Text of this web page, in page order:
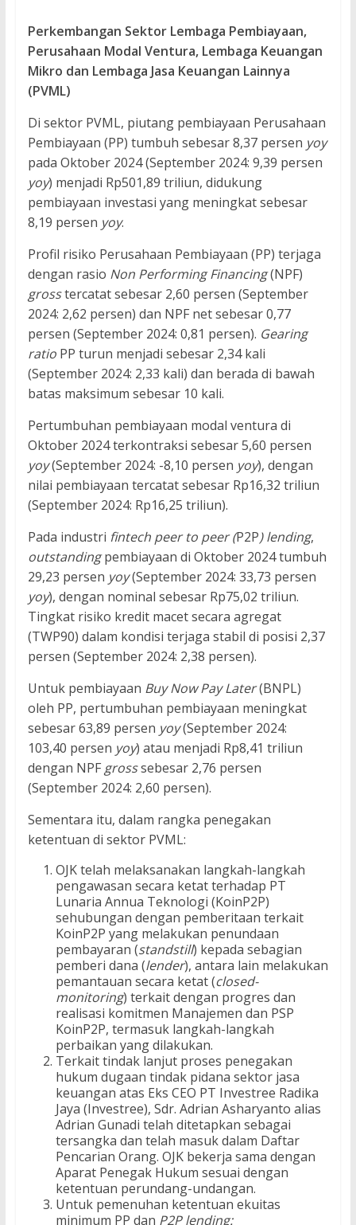
Perkembangan Sektor Lembaga Pembiayaan,
Perusahaan Modal Ventura, Lembaga Keuangan
Mikro dan Lembaga Jasa Keuangan Lainnya
(PVML)
Di sektor PVML, piutang pembiayaan Perusahaan
Pembiayaan (PP) tumbuh sebesar 8,37 persen yoy
pada Oktober 2024 (September 2024: 9,39 persen
yoy) menjadi Rp501,89 triliun, didukung
pembiayaan investasi yang meningkat sebesar
8,19 persen yoy.
Profil risiko Perusahaan Pembiayaan (PP) terjaga
dengan rasio Non Performing Financing(NPF)
grosstercatat sebesar 2,60 persen (September
2024: 2,62 persen) dan NPF net sebesar 0,77
persen (September 2024: 0,81 persen). Gearing
ratioPP turun menjadi sebesar 2,34 kali
(September 2024: 2,33 kali) dan berada di bawah
batas maksimum sebesar 10 kali.
Pertumbuhan pembiayaan modal ventura di
Oktober 2024 terkontraksi sebesar 5,60 persen
yoy(September 2024: -8,10 persen yoy), dengan
nilai pembiayaan tercatat sebesar Rp16,32 triliun
(September 2024: Rp16,25 triliun).
Pada industri fintech peer to peer (P2P) lending,
outstandingpembiayaan di Oktober 2024 tumbuh
29,23 persen yoy(September 2024: 33,73 persen
yoy), dengan nominal sebesar Rp75,02 triliun.
Tingkat risiko kredit macet secara agregat
(TWP90) dalam kondisi terjaga stabil di posisi 2,37
persen (September 2024: 2,38 persen).
Untuk pembiayaan Buy Now Pay Later(BNPL)
oleh PP, pertumbuhan pembiayaan meningkat
sebesar 63,89 persen yoy(September 2024:
103,40 persen yoy) atau menjadi Rp8,41 triliun
dengan NPFgrosssebesar 2,76 persen
(September 2024: 2,60 persen).
Sementara itu, dalam rangka penegakan
ketentuan di sektor PVML:
OJK telah melaksanakan langkah-langkah
pengawasan secara ketat terhadap PT
Lunaria Annua Teknologi (KoinP2P)
sehubungan dengan pemberitaan terkait
KoinP2P yang melakukan penundaan
pembayaran (standstill) kepada sebagian
pemberi dana (lender), antara lain melakukan
pemantauan secara ketat (closed-
monitoring) terkait dengan progres dan
realisasi komitmen Manajemen dan PSP
KoinP2P, termasuk langkah-langkah
perbaikan yang dilakukan.
Terkait tindak lanjut proses penegakan
hukum dugaan tindak pidana sektor jasa
keuangan atas Eks CEO PT Investree Radika
Jaya (Investree), Sdr. Adrian Asharyanto alias
Adrian Gunadi telah ditetapkan sebagai
tersangka dan telah masuk dalam Daftar
Pencarian Orang. OJK bekerja sama dengan
Aparat Penegak Hukum sesuai dengan
ketentuan perundang-undangan.
​Untuk pemenuhan ketentuan ekuitas
minimum PP dan P2P lending: